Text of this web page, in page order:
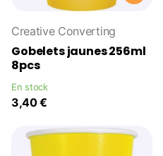
Creative Converting
Gobelets jaunes 256ml
8pcs
En stock
3,40 €